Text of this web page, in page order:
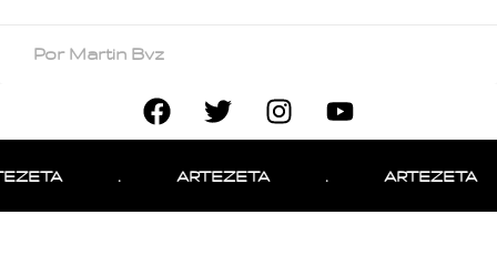
Por Martin Bvz
ARTEZETA ARTEZETA